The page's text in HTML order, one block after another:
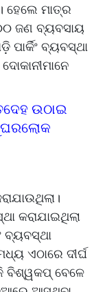
ହେଲେ ମାତ୍ର
ଜଣ ବ୍ୟବସାୟ
ପାର୍କିଂ ବ୍ୟବସ୍ଥା
ଉଠାଇ
କରାଯାଇଥିଲା
ବ୍ୟବସ୍ଥା
ଏଠାରେ ଦୀର୍ଘ
ବିଶ୍ୱକପ୍‌‌ ବେଳେ